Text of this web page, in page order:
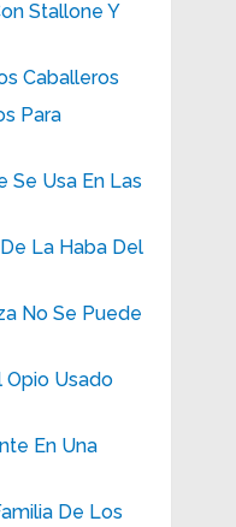
Stallone Y
Caballeros
Para
Se Usa En Las
La Haba Del
No Se Puede
Opio Usado
En Una
De Los